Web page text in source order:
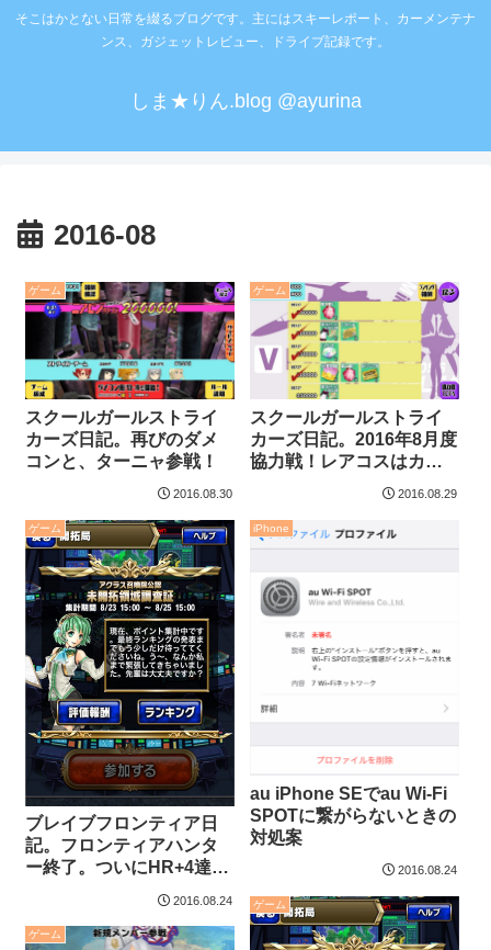
そこはかとない日常を綴るブログです。主にはスキーレポート、カーメンテナ
ンス、ガジェットレビュー、ドライブ記録です。
しま★りん.blog @ayurina
2016-08
ゲーム
スクールガールストライ
カーズ日記。再びのダメ
コンと、ターニャ参戦！
2016.08.30
ゲーム
スクールガールストライ
カーズ日記。2016年8月度
協力戦！レアコスはカン
2016.08.29
ゲーム
ブレイブフロンティア日
記。フロンティアハンタ
ー終了。ついにHR+4達
2016.08.24
iPhone
au iPhone SEでau Wi-Fi
SPOTに繋がらないときの
対処案
2016.08.24
ゲーム
ゲーム